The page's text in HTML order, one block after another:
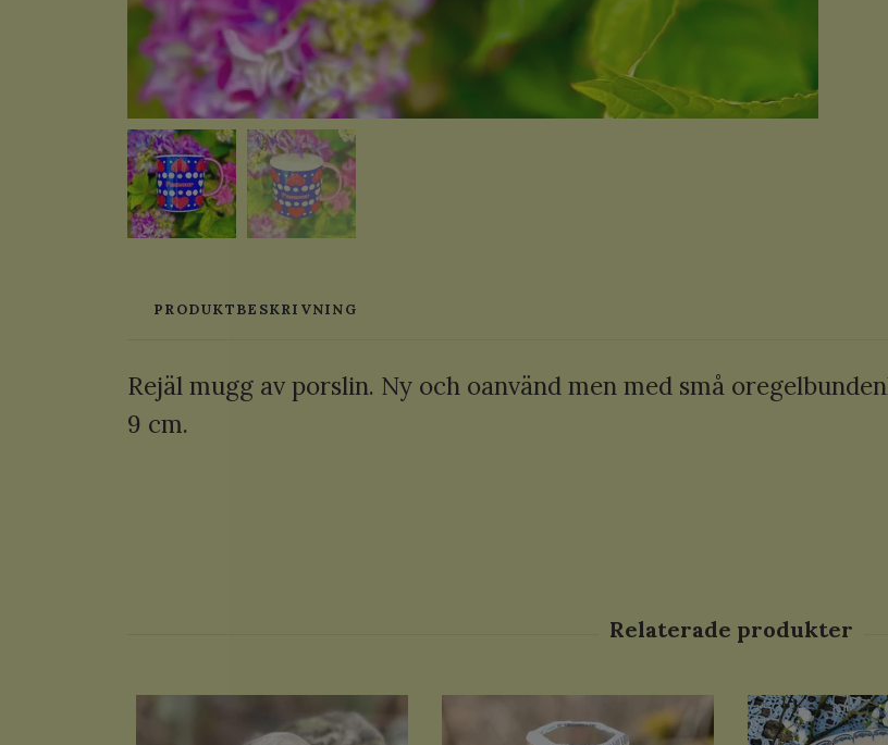
PRODUKTBESKRIVNING
Rejäl mugg av porslin. Ny och oanvänd men med små
9 cm.